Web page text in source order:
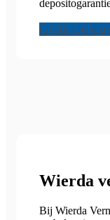
Gratis
Wierda
Bij Wierda